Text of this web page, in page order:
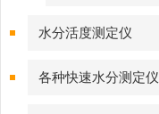
水分活度测定仪
各种快速水分测定仪